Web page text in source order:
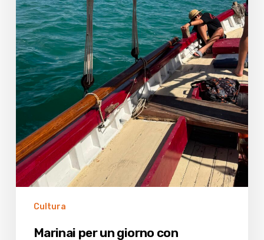
terzo
Cultura
Marinai per un giorno con